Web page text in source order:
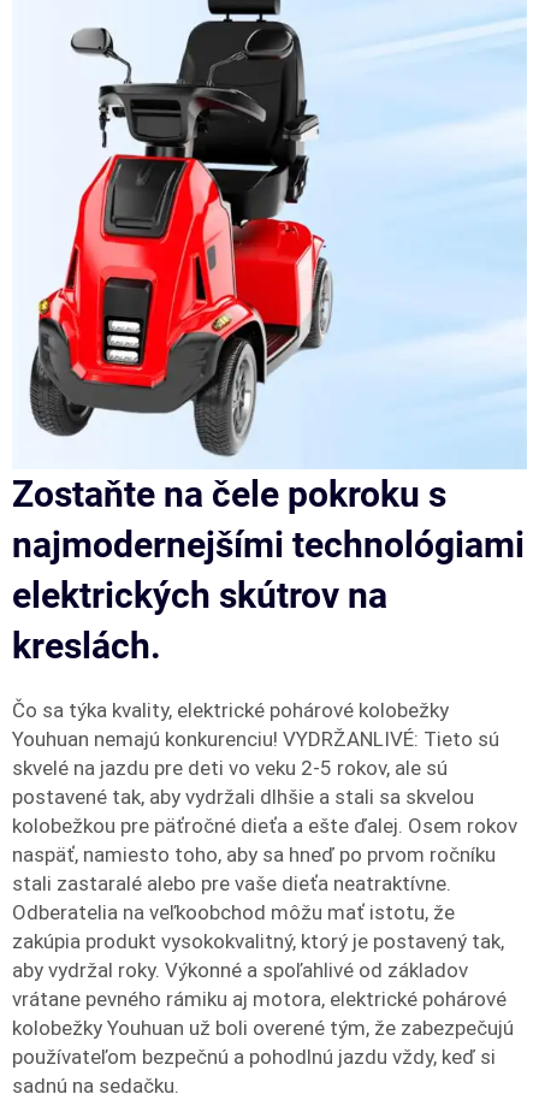
Zostaňte na čele pokroku s
najmodernejšími technológiami
elektrických skútrov na
kreslách.
Čo sa týka kvality, elektrické pohárové kolobežky
Youhuan nemajú konkurenciu! VYDRŽANLIVÉ: Tieto sú
skvelé na jazdu pre deti vo veku 2-5 rokov, ale sú
postavené tak, aby vydržali dlhšie a stali sa skvelou
kolobežkou pre päťročné dieťa a ešte ďalej. Osem rokov
naspäť, namiesto toho, aby sa hneď po prvom ročníku
stali zastaralé alebo pre vaše dieťa neatraktívne.
Odberatelia na veľkoobchod môžu mať istotu, že
zakúpia produkt vysokokvalitný, ktorý je postavený tak,
aby vydržal roky. Výkonné a spoľahlivé od základov
vrátane pevného rámiku aj motora, elektrické pohárové
kolobežky Youhuan už boli overené tým, že zabezpečujú
používateľom bezpečnú a pohodlnú jazdu vždy, keď si
sadnú na sedačku.